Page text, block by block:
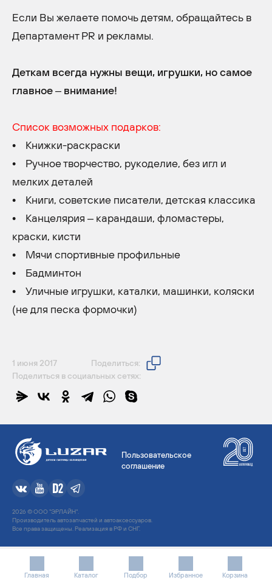
Главная Каталог Подбор Избранное Корзина
Если Вы желаете помочь детям, обращайтесь в
Департамент PR и рекламы.
Деткам всегда нужны вещи, игрушки, но самое
главное – внимание!
Список возможных подарков:
• Книжки-раскраски
• Ручное творчество, рукоделие, без игл и
мелких деталей
• Книги, советские писатели, детская классика
• Канцелярия – карандаши, фломастеры,
краски, кисти
• Мячи спортивные профильные
• Бадминтон
• Уличные игрушки, каталки, машинки, коляски
(не для песка формочки)
1 июня 2017
Поделиться:
Поделиться в социальных сетях:
Пользовательское
соглашение
2026 © ООО "ЭРЛАЙН".
Производитель автозапчастей и автоаксессуаров.
Все права защищены. Реализация в РФ и СНГ.